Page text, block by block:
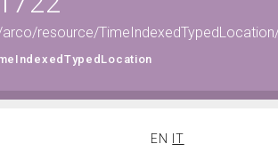
resource/
EN
IT